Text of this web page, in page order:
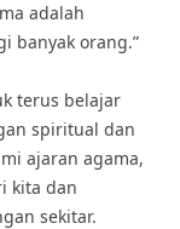
adalah
banyak orang.”
terus belajar
spiritual dan
ajaran agama,
kita dan
sekitar.